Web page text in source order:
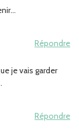
Répondre
je vais garder
Répondre